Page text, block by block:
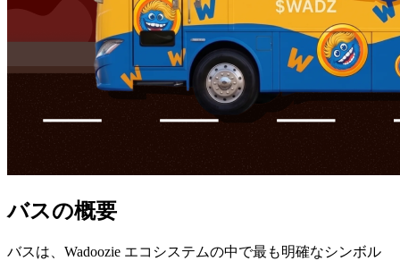
バスの概要
バスは、Wadoozie エコシステムの中で最も明確なシンボル